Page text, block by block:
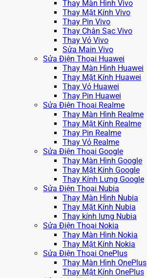
Thay Màn Hình Vivo
Thay Mặt Kính Vivo
Thay Pin Vivo
Thay Chân Sạc Vivo
Thay Vỏ Vivo
Sửa Main Vivo
Sửa Điện Thoại Huawei
Thay Màn Hình Huawei
Thay Mặt Kính Huawei
Thay Vỏ Huawei
Thay Pin Huawei
Sửa Điện Thoại Realme
Thay Màn Hình Realme
Thay Mặt Kính Realme
Thay Pin Realme
Thay Vỏ Realme
Sửa Điện Thoại Google
Thay Màn Hình Google
Thay Mặt Kính Google
Thay Kính Lưng Google
Sửa Điện Thoại Nubia
Thay Màn Hình Nubia
Thay Mặt Kính Nubia
Thay kính lưng Nubia
Sửa Điện Thoại Nokia
Thay Màn Hình Nokia
Thay Mặt Kính Nokia
Sửa Điện Thoại OnePlus
Thay Màn Hình OnePlus
Thay Mặt Kính OnePlus